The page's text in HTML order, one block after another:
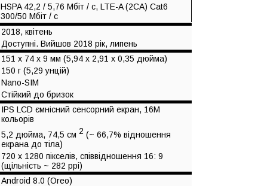
HSPA 42,2 / 5,76 Мбіт / с, LTE-A (2CA) Cat6
300/50 Мбіт / с
2018, квітень
Доступні. Вийшов 2018 рік, липень
151 x 74 x 9 мм (5,94 x 2,91 x 0,35 дюйма)
150 г (5,29 унцій)
Nano-SIM
Стійкий до бризок
IPS LCD ємнісний сенсорний екран, 16М
кольорів
5,2 дюйма, 74,5 см 2 (~ 66,7% відношення
екрана до тіла)
720 x 1280 пікселів, співвідношення 16: 9
(щільність ~ 282 ppi)
Android 8.0 (Oreo)